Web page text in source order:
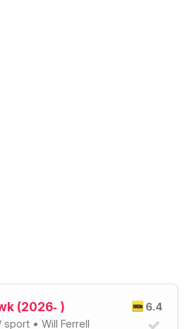
6.4
(2026‑ )
sport • Will Ferrell